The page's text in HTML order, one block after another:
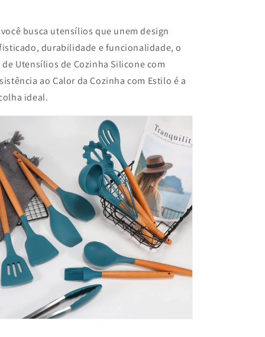
você busca utensílios que unem design
durabilidade e funcionalidade, o
de Utensílios de Cozinha Silicone com
ao Calor da Cozinha com Estilo é a
ideal.